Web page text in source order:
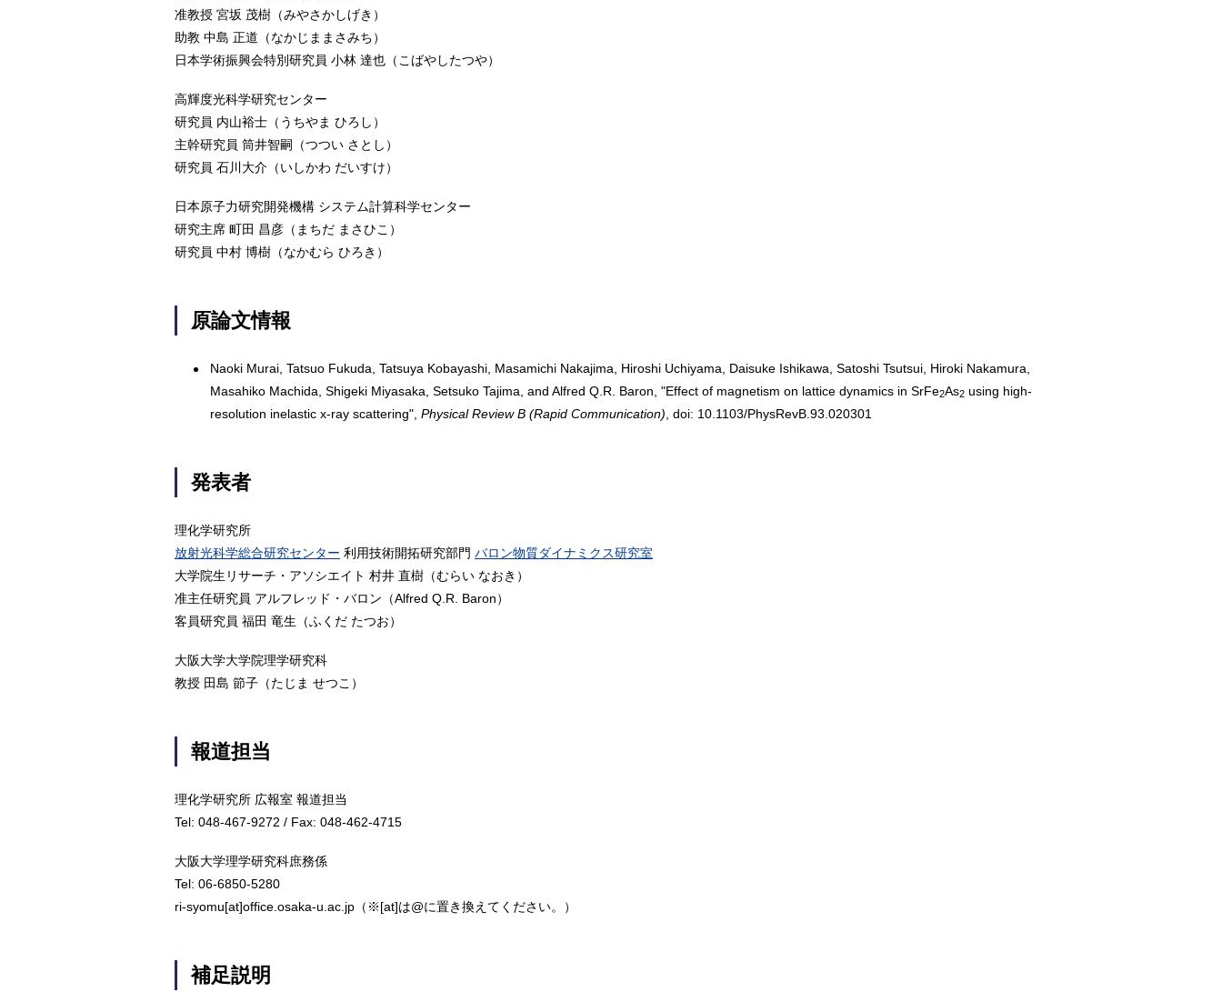
准教授 宮坂 茂樹（みやさかしげき）
助教 中島 正道（なかじままさみち）
日本学術振興会特別研究員 小林 達也（こばやしたつや）
高輝度光科学研究センター
研究員 内山裕士（うちやま ひろし）
主幹研究員 筒井智嗣（つつい さとし）
研究員 石川大介（いしかわ だいすけ）
日本原子力研究開発機構 システム計算科学センター
研究主席 町田 昌彦（まちだ まさひこ）
研究員 中村 博樹（なかむら ひろき）
原論文情報
Naoki Murai, Tatsuo Fukuda, Tatsuya Kobayashi, Masamichi Nakajima, Hiroshi Uchiyama, Daisuke Ishikawa, Satoshi Tsutsui, Hiroki Nakamura,
Masahiko Machida, Shigeki Miyasaka, Setsuko Tajima, and Alfred Q.R. Baron, "Effect of magnetism on lattice dynamics in SrFe2As2 using high-
resolution inelastic x-ray scattering",Physical Review B (Rapid Communication) , doi: 10.1103/PhysRevB.93.020301
発表者
理化学研究所
放射光科学総合研究センター 利用技術開拓研究部門 バロン物質ダイナミクス研究室
大学院生リサーチ・アソシエイト 村井 直樹（むらい なおき）
准主任研究員 アルフレッド・バロン（Alfred Q.R. Baron）
客員研究員 福田 竜生（ふくだ たつお）
大阪大学大学院理学研究科
教授 田島 節子（たじま せつこ）
報道担当
理化学研究所 広報室 報道担当
Tel: 048-467-9272 / Fax: 048-462-4715
大阪大学理学研究科庶務係
Tel: 06-6850-5280
ri-syomu[at]office.osaka-u.ac.jp（※[at]は@に置き換えてください。）
補足説明